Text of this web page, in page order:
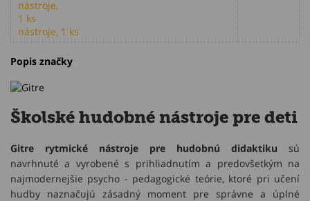
nástroje, 1 ks
Popis značky
Školské hudobné nástroje pre deti
Gitre rytmické nástroje pre hudobnú didaktiku sú
navrhnuté a vyrobené s prihliadnutím a predovšetkým na
najmodernejšie psycho - pedagogické teórie, ktoré pri učení
hudby naznačujú zásadný moment pre správne a úplné